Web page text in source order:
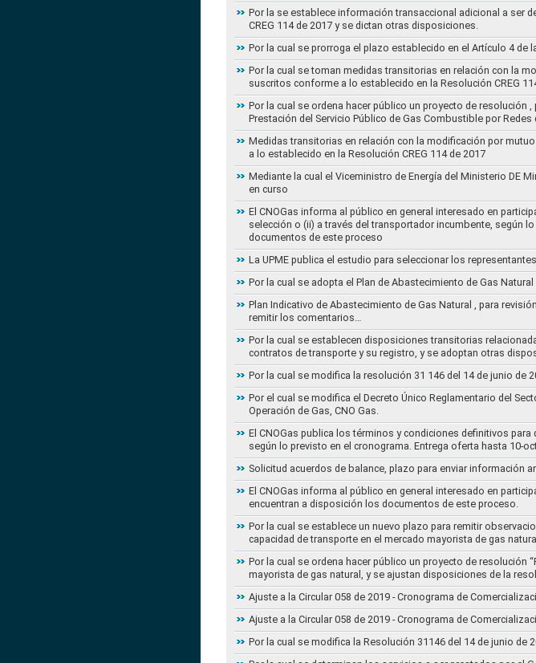
Por la se establece información transaccional adicional a ser
CREG 114 de 2017 y se dictan otras disposiciones.
Por la cual se prorroga el plazo establecido en el Artículo 4 de
Por la cual se toman medidas transitorias en relación con la
suscritos conforme a lo establecido en la Resolución CREG
Por la cual se ordena hacer público un proyecto de
Prestación del Servicio Público de Gas Combustible por Redes
Medidas transitorias en relación con la modificación por
a lo establecido en la Resolución CREG 114 de 2017
Mediante la cual el Viceministro de Energía del Ministerio DE
en curso
El CNOGas informa al público en general interesado en
selección o (ii) a través del transportador incumbente, según
documentos de este proceso
La UPME publica el estudio para seleccionar los
Por la cual se adopta el Plan de Abastecimiento de Gas
Plan Indicativo de Abastecimiento de Gas Natural , para
remitir los comentarios…
Por la cual se establecen disposiciones transitorias
contratos de transporte y su registro, y se adoptan otras
Por la cual se modifica la resolución 31 146 del 14 de junio de
Por el cual se modifica el Decreto Único Reglamentario del
Operación de Gas, CNO Gas.
El CNOGas publica los términos y condiciones definitivos
según lo previsto en el cronograma. Entrega oferta hasta 10-
Solicitud acuerdos de balance, plazo para enviar información
El CNOGas informa al público en general interesado en
encuentran a disposición los documentos de este proceso.
Por la cual se establece un nuevo plazo para remitir
capacidad de transporte en el mercado mayorista de gas
Por la cual se ordena hacer público un proyecto de
mayorista de gas natural, y se ajustan disposiciones de la
Ajuste a la Circular 058 de 2019 - Cronograma de
Ajuste a la Circular 058 de 2019 - Cronograma de
Por la cual se modifica la Resolución 31146 del 14 de junio de